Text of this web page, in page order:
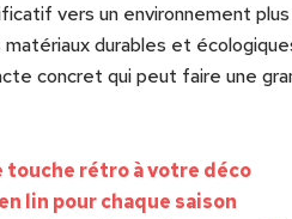
vers un environnement
matériaux durables et
concret qui peut faire une
touche rétro à votre déco
lin pour chaque saison